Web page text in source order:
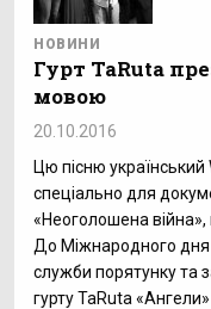
НОВИНИ
Гурт TaRuta
мовою
20.10.2016
Цю пісню
спеціально для
«Неоголошена
До Міжнародного дня
служби порятунку та
гурту TaRuta